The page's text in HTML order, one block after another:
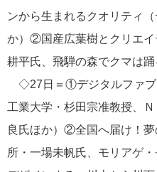
ンから生まれるクオリティ
か）②国産広葉樹とクリエ
耕平氏、飛騨の森でクマは踊
◇27日＝①デジタルファブ
工業大学・杉田宗准教授、
良氏ほか）②全国へ届け！
所・一場未帆氏、モリアゲ